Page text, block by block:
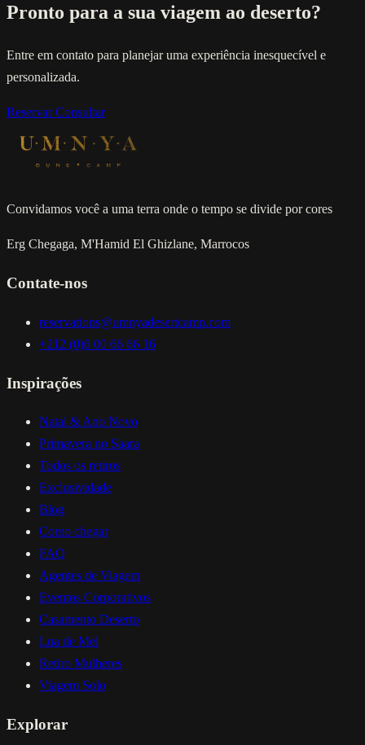
Pronto para a sua viagem ao deserto?
Entre em contato para planejar uma experiência inesquecível e
personalizada.
ReservarConsultar
Convidamos você a uma terra onde o tempo se divide por cores
Erg Chegaga, M'Hamid El Ghizlane, Marrocos
Contate-nos
reservations@umnyadesertcamp.com
+212 (0)6 00 66 66 16
Inspirações
Natal & Ano Novo
Primavera no Saara
Todos os retiros
Exclusividade
Blog
Como chegar
FAQ
Agentes de Viagem
Eventos Corporativos
Casamento Deserto
Lua de Mel
Retiro Mulheres
Viagem Solo
Explorar